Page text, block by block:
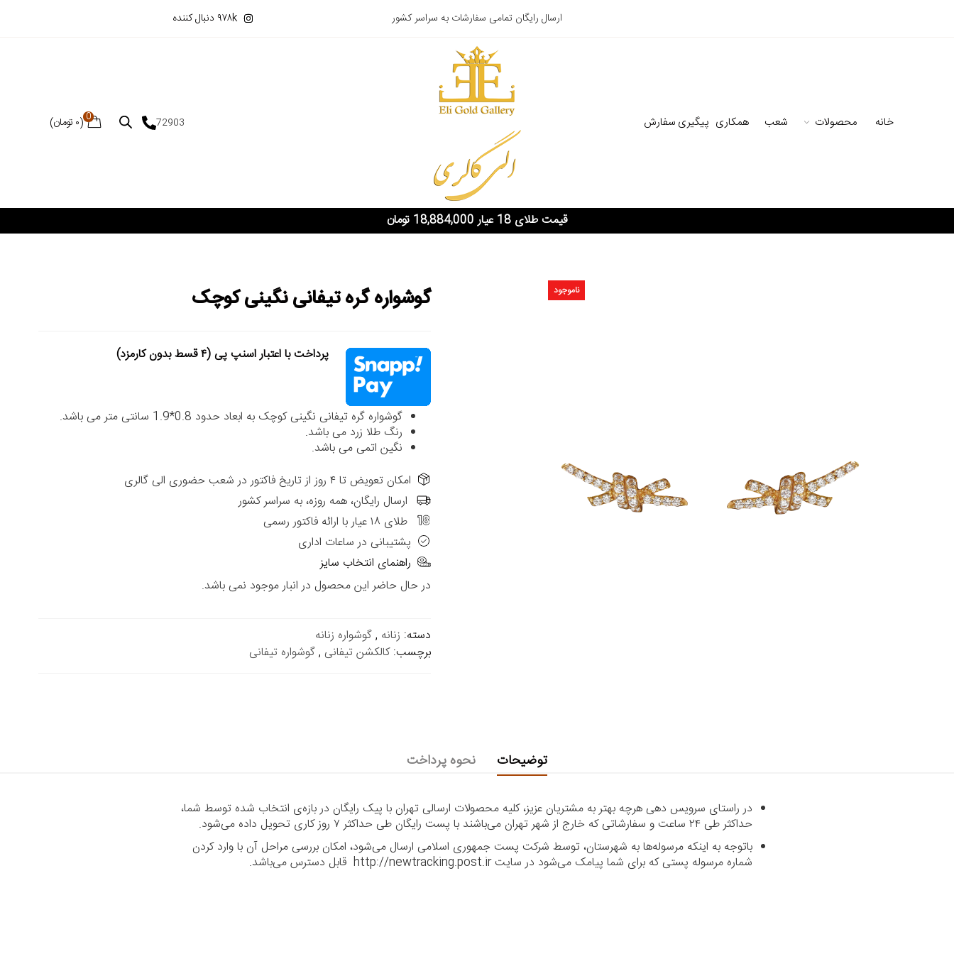
ارسال رایگان تمامی سفارشات به سراسر کشور ۹۷۸k دنبال کننده
خانه محصولات شعب همکاری پیگیری سفارش 72903
0
(۰ تومان)
قیمت طلای 18 عیار 18,884,000 تومان
ناموجود گوشواره گره تیفانی نگینی کوچک
پرداخت با اعتبار اسنپ پی (۴ قسط بدون کارمزد)
گوشواره گره تیفانی نگینی کوچک به ابعاد حدود 0.8*1.9 سانتی متر می باشد.
رنگ طلا زرد می باشد.
نگین اتمی می باشد.
امکان تعویض تا ۴ روز از تاریخ فاکتور در شعب حضوری الی گالری
ارسال رایگان، همه روزه، به سراسر کشور
طلای ۱۸ عیار با ارائه فاکتور رسمی
پشتیبانی در ساعات اداری
راهنمای انتخاب سایز
در حال حاضر این محصول در انبار موجود نمی باشد.
دسته: زنانه ,گوشواره زنانه
برچسب:کالکشن تیفانی ,گوشواره تیفانی
توضیحات نحوه پرداخت
در راستای سرویس دهی هرچه بهتر به مشتریان عزیز، کلیه محصولات ارسالی تهران با پیک رایگان در بازه‌ی انتخاب شده توسط شما،
حداکثر طی ۲۴ ساعت و سفارشاتی که خارج از شهر تهران می‌باشند با پست رایگان طی حداکثر ۷ روز کاری تحویل داده می‌شود.
باتوجه به اینکه مرسوله‌ها به شهرستان، توسط شرکت پست جمهوری اسلامی ارسال می‌شود، امکان بررسی مراحل آن با وارد کردن
شماره مرسوله پستی که برای شما پیامک می‌شود در سایت http://newtracking.post.ir قابل دسترس می‌باشد.